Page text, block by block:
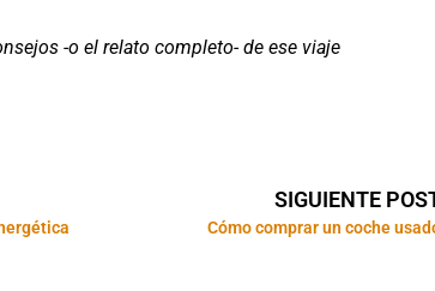
-o el relato completo- de ese viaje
SIGUIENTE
Cómo comprar un coche